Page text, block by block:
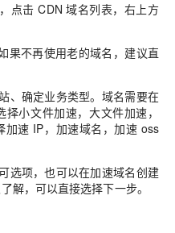
点击 CDN 域名列表，右上方
果不再使用老的域名，建议直
、确定业务类型。域名需要在
小文件加速，大文件加速，
加速 IP，加速域名，加速 oss
选项，也可以在加速域名创建
解，可以直接选择下一步。